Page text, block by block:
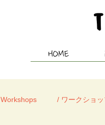
HOME
Workshops / ワークショ